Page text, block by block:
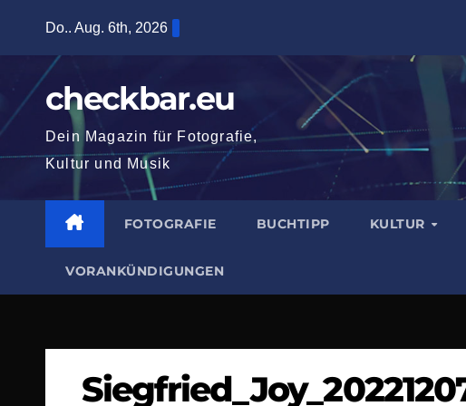
springen
Do.. Aug. 6th, 2026
checkbar.eu
Dein Magazin für Fotografie,
Kultur und Musik
FOTOGRAFIE BUCHTIPP KULTUR
VORANKÜNDIGUNGEN